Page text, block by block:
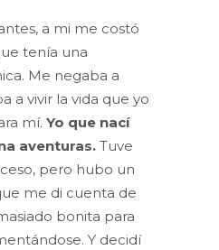
a mi me costó
tenía una
Me negaba a
a vivir la vida que yo
mí. Yo que nací
aventuras. Tuve
pero hubo un
me di cuenta de
bonita para
Y decidí